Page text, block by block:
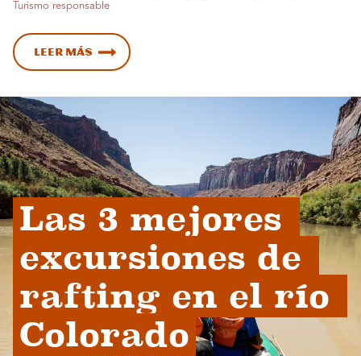
Turismo responsable
Leer más
Las 3 mejores
excursiones de
rafting en el río
Colorado